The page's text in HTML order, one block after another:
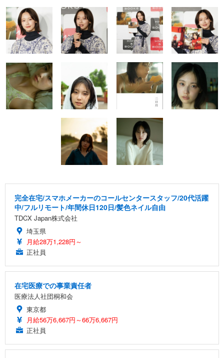
完全在宅/スマホメーカーのコールセンタースタッフ/20代活躍
中/フルリモート/年間休日120日/髪色ネイル自由
TDCX Japan株式会社
埼玉県
月給28万1,228円～
正社員
在宅医療での事業責任者
医療法人社団桐和会
東京都
月給56万6,667円～66万6,667円
正社員